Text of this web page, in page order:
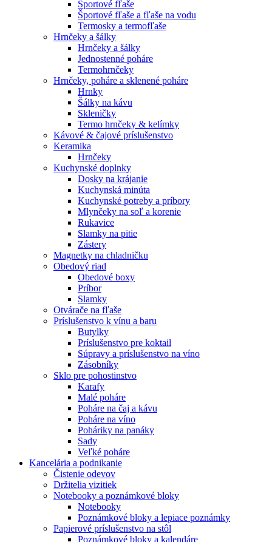
Športové fľaše
Športové fľaše a fľaše na vodu
Termosky a termofľaše
Hrnčeky a šálky
Hrnčeky a šálky
Jednostenné poháre
Termohrnčeky
Hrnčeky, poháre a sklenené poháre
Hrnky
Šálky na kávu
Skleničky
Termo hrnčeky & kelímky
Kávové & čajové príslušenstvo
Keramika
Hrnčeky
Kuchynské doplnky
Dosky na krájanie
Kuchynská minúta
Kuchynské potreby a príbory
Mlynčeky na soľ a korenie
Rukavice
Slamky na pitie
Zástery
Magnetky na chladničku
Obedový riad
Obedové boxy
Príbor
Slamky
Otvárače na fľaše
Príslušenstvo k vínu a baru
Butylky
Príslušenstvo pre koktail
Súpravy a príslušenstvo na víno
Zásobníky
Sklo pre pohostinstvo
Karafy
Malé poháre
Poháre na čaj a kávu
Poháre na víno
Poháriky na panáky
Sady
Veľké poháre
Kancelária a podnikanie
Čistenie odevov
Držitelia vizitiek
Notebooky a poznámkové bloky
Notebooky
Poznámkové bloky a lepiace poznámky
Papierové príslušenstvo na stôl
Poznámkové bloky a kalendáre